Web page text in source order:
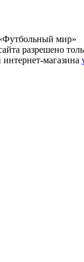
мир»
разрешено
магазина